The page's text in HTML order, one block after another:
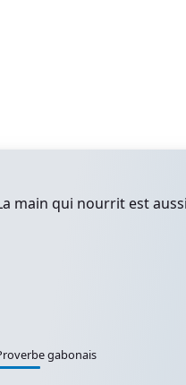
main qui nourrit est
gabonais